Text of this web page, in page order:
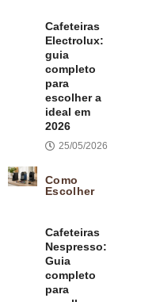
Cafeteiras
Electrolux:
guia
completo
para
escolher a
ideal em
2026
25/05/2026
Como
Escolher
Cafeteiras
Nespresso:
Guia
completo
para